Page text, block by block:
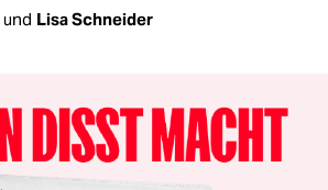
und Lisa Schneider